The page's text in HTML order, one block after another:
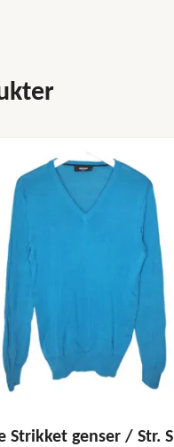
Strikket genser / Str. S